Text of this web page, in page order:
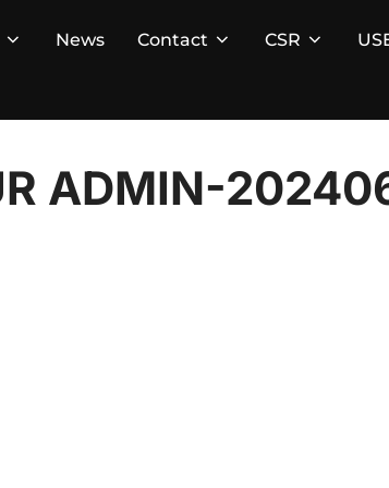
News Contact CSR
ADMIN-